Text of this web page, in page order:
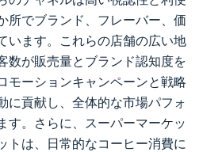
所でブランド、フレーバー、価
います。これらの店舗の広い地
数が販売量とブランド認知度を
モーションキャンペーンと戦略
に貢献し、全体的な市場パフォ
す。さらに、スーパーマーケッ
トは、日常的なコーヒー消費に